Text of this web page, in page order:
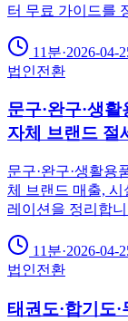
터 무료 가이드를
11분·2026-04-
법인전환
문구·완구·생
자체 브랜드 절
문구·완구·생활용
체 브랜드 매출, 시
레이션을 정리합
11분·2026-04-
법인전환
태권도·합기도